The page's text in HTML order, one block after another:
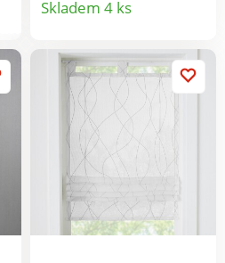
poznámek. Ideální, už
spodní části měsíční
kalendář s okénky pro
zapsání důležitých
schůzek. Se spirálou.
Skladem 4 ks